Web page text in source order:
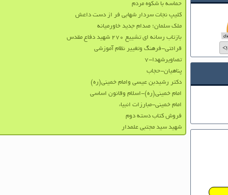
حماسه با شکوه مردم
کلیپ نجات سردار شهابی فر از دست داعش
ملک سلمان؛ صدام جدید خاورمیانه
بازتاب رسانه ای تشییع ۲۷۰ شهید دفاع مقدس
قرائتی-فرهنگ وتغییر نظام آموزشی
تصاویرشهدا-۷
پناهیان-حجاب
دکتر رشیدبن عیسی وامام خمینی(ره)
امام خمینی(ره)-اسلام وقانون اساسی
امام خمینی-مبارزات انبیاء
فروش کتاب دسته دوم
شهید سید مجتبی علمدار